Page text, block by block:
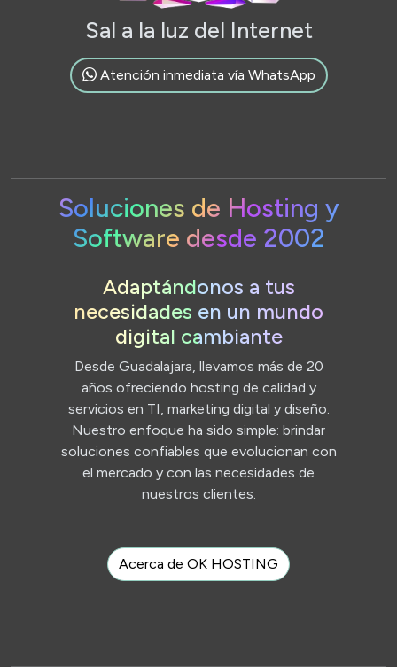
Sal a la luz del Internet
Atención inmediata vía WhatsApp
Soluciones de Hosting y
Software desde 2002
Adaptándonos a tus
necesidades en un mundo
digital cambiante
Desde Guadalajara, llevamos más de 20
años ofreciendo hosting de calidad y
servicios en TI, marketing digital y diseño.
Nuestro enfoque ha sido simple: brindar
soluciones confiables que evolucionan con
el mercado y con las necesidades de
nuestros clientes.
Acerca de OK HOSTING